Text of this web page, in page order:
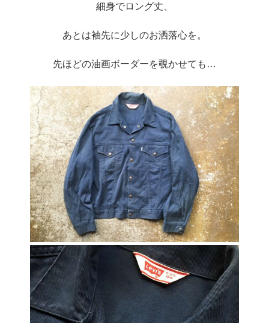
細身でロング丈、
あとは袖先に少しのお洒落心を。
先ほどの油画ボーダーを覗かせても…